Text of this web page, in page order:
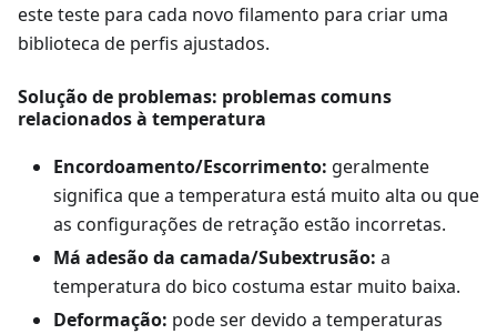
este teste para cada novo filamento para criar uma
biblioteca de perfis ajustados.
Solução de problemas: problemas comuns
relacionados à temperatura
Encordoamento/Escorrimento: geralmente
significa que a temperatura está muito alta ou que
as configurações de retração estão incorretas.
Má adesão da camada/Subextrusão: a
temperatura do bico costuma estar muito baixa.
Deformação: pode ser devido a temperaturas